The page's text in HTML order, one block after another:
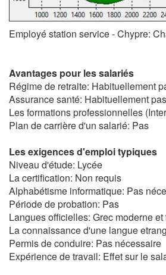
Employé station service - Chypre:
Avantages pour les salariés
Régime de retraite: Habituellement
Assurance santé: Habituellement pas
Les formations professionnelles
Plan de carrière d'un salarié: Pas
Les exigences d'emploi typiques
Niveau d'étude: Lycée
La certification: Non requis
Alphabétisme informatique: Pas
Période de probation: Pas
Langues officielles: Grec moderne et
La connaissance d'une langue
Permis de conduire: Pas nécessaire
Expérience de travail: Effet sur le